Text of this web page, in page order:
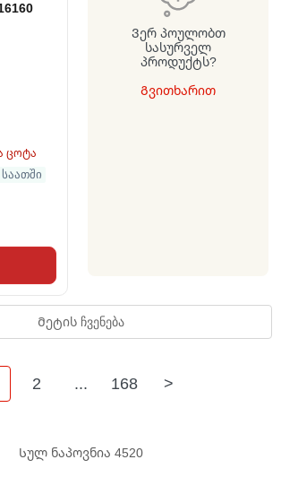
ცოტა
Ვერ პოულობთ
სასურველ
პროდუქტს?
Გვითხარით
Მეტის ჩვენება
2 ... 168 >
Სულ ნაპოვნია 4520